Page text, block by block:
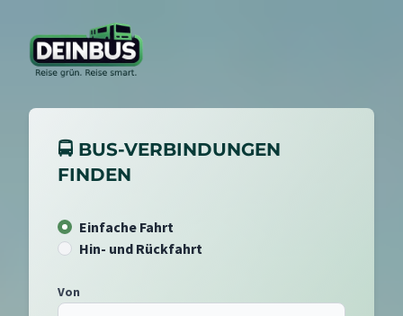
🚍 BUS-VERBINDUNGEN
FINDEN
Einfache Fahrt
Hin- und Rückfahrt
Von